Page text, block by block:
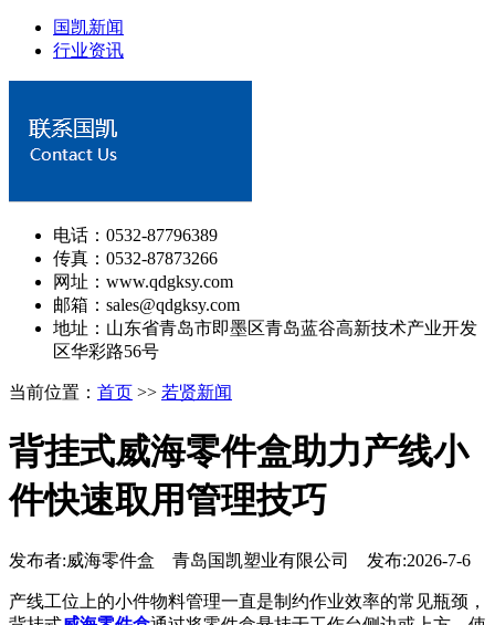
国凯新闻
行业资讯
电话：0532-87796389
传真：0532-87873266
网址：www.qdgksy.com
邮箱：sales@qdgksy.com
地址：山东省青岛市即墨区青岛蓝谷高新技术产业开发
区华彩路56号
当前位置： 首页 >> 若贤新闻
背挂式威海零件盒助力产线小
件快速取用管理技巧
发布者:威海零件盒 青岛国凯塑业有限公司 发布:2026-7-6
产线工位上的小件物料管理一直是制约作业效率的常见瓶颈，